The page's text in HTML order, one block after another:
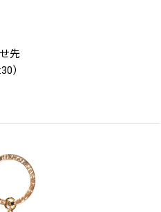
先
）